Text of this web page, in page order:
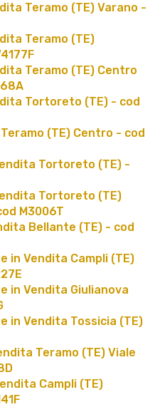
Teramo (TE) Varano -
Teramo (TE)
Teramo (TE) Centro
Tortoreto (TE) - cod
(TE) Centro - cod
Tortoreto (TE) -
Tortoreto (TE)
M3006T
Bellante (TE) - cod
in Vendita Campli (TE)
in Vendita Giulianova
in Vendita Tossicia (TE)
Teramo (TE) Viale
Campli (TE)